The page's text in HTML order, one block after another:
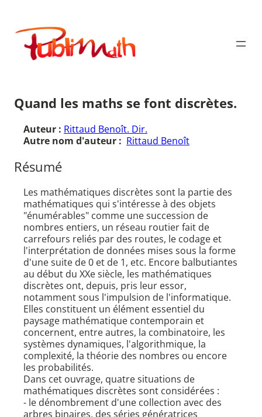
contenu
Publimath
Quand les maths se font discrètes.
Auteur : Rittaud Benoît. Dir.
Autre nom d'auteur : Rittaud Benoît
Résumé
Les mathématiques discrètes sont la partie des
mathématiques qui s'intéresse à des objets
"énumérables" comme une succession de
nombres entiers, un réseau routier fait de
carrefours reliés par des routes, le codage et
l'interprétation de données mises sous la forme
d'une suite de 0 et de 1, etc. Encore balbutiantes
au début du XXe siècle, les mathématiques
discrètes ont, depuis, pris leur essor,
notamment sous l'impulsion de l'informatique.
Elles constituent un élément essentiel du
paysage mathématique contemporain et
concernent, entre autres, la combinatoire, les
systèmes dynamiques, l'algorithmique, la
complexité, la théorie des nombres ou encore
les probabilités.
Dans cet ouvrage, quatre situations de
mathématiques discrètes sont considérées :
- le dénombrement d'une collection avec des
arbres binaires, des séries génératrices